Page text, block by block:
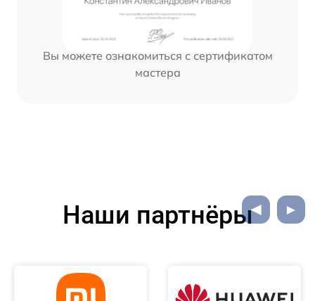
Вы можете ознакомиться с сертификатом
мастера
Наши партнёры